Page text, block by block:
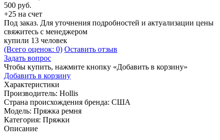
500 руб.
+25 на счет
Под заказ. Для уточнения подробностей и актуализации цены
свяжитесь с менеджером
купили 13 человек
(Всего оценок: 0) Оставить отзыв
Задать вопрос
Чтобы купить, нажмите кнопку «Добавить в корзину»
Добавить в корзину
Характеристики
Производитель: Hollis
Страна происхождения бренда: США
Модель: Пряжка ремня
Категория: Пряжки
Описание